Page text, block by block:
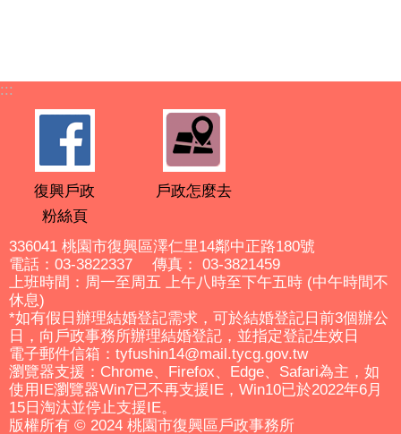
:::
復興戶政
粉絲頁
戶政怎麼去
336041 桃園市復興區澤仁里14鄰中正路180號
電話：03-3822337 傳真： 03-3821459
上班時間：周一至周五 上午八時至下午五時 (中午時間不
休息)
*如有假日辦理結婚登記需求，可於結婚登記日前3個辦公
日，向戶政事務所辦理結婚登記，並指定登記生效日
電子郵件信箱：tyfushin14@mail.tycg.gov.tw
瀏覽器支援：Chrome、Firefox、Edge、Safari為主，如
使用IE瀏覽器Win7已不再支援IE，Win10已於2022年6月
15日淘汰並停止支援IE。
版權所有 © 2024 桃園市復興區戶政事務所